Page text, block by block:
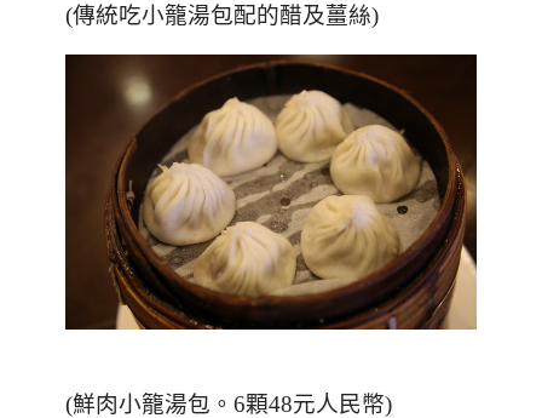
(傳統吃小籠湯包配的醋及薑絲)
(鮮肉小籠湯包。 6顆48元人民幣)